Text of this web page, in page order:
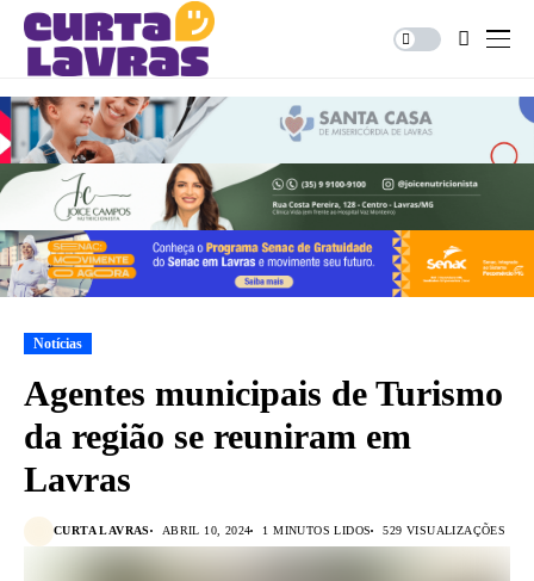
Notícias
Agentes municipais de Turismo
da região se reuniram em
Lavras
CURTA LAVRAS ABRIL 10, 2024 1 MINUTOS LIDOS 529 VISUALIZAÇÕES